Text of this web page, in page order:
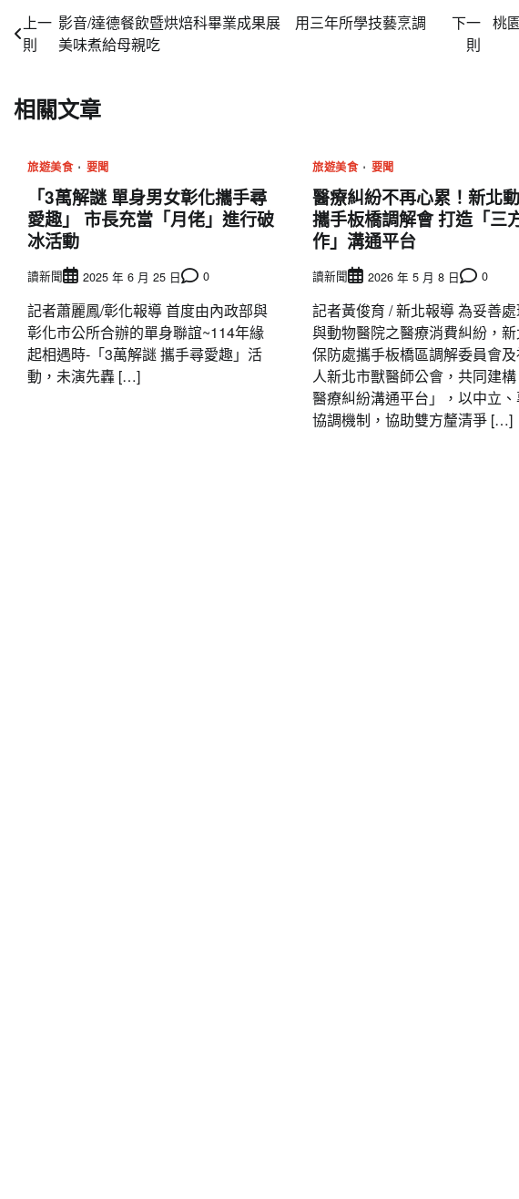
文
章
導
覽
上一
則
影音/達德餐飲暨烘焙科畢業成果展 用三年所學技藝烹調
美味煮給母親吃
下一
則
桃
相關文章
旅遊美食 要聞
「3萬解謎 單身男女彰化攜手尋
愛趣」 市長充當「月佬」進行破
冰活動
讀新聞 2025 年 6 月 25 日 0
記者蕭麗鳳/彰化報導 首度由內政部與
彰化市公所合辦的單身聯誼~114年緣
起相遇時-「3萬解謎 攜手尋愛趣」活
動，未演先轟 […]
旅遊美食 要聞
醫療糾紛不再心累！新北
攜手板橋調解會 打造「三
作」溝通平台
讀新聞 2026 年 5 月 8 日 0
記者黃俊育 / 新北報導 為妥善
與動物醫院之醫療消費糾紛，
保防處攜手板橋區調解委員會
人新北市獸醫師公會，共同建
醫療糾紛溝通平台」，以中立
協調機制，協助雙方釐清爭 […]